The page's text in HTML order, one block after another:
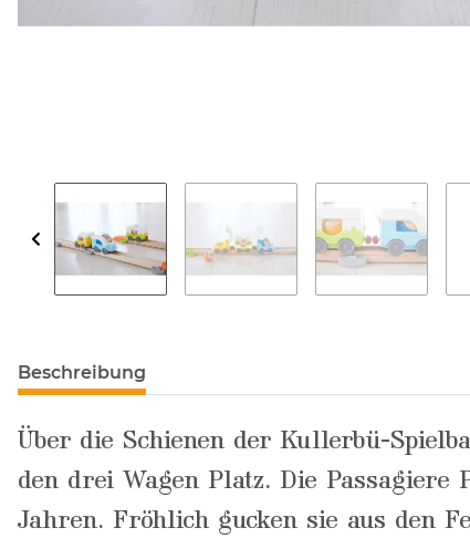
Beschreibung
Über die Schienen der Kullerbü-
den drei Wagen Platz. Die
Jahren. Fröhlich gucken sie aus den